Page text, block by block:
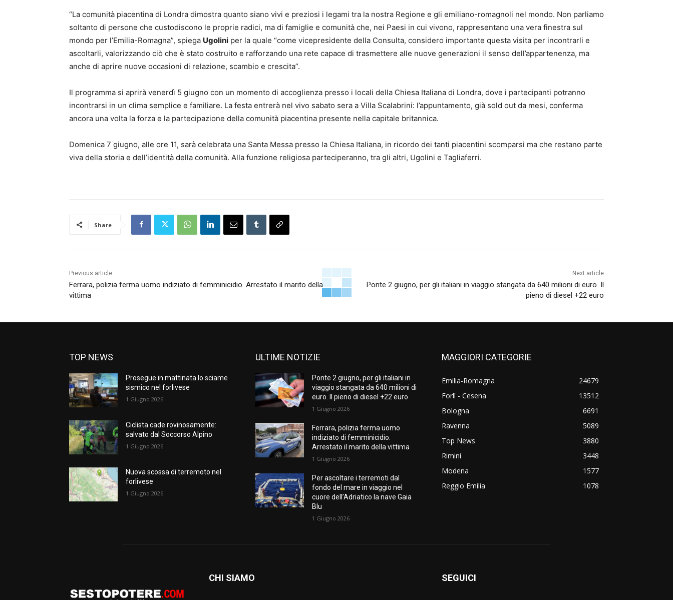
“La comunità piacentina di Londra dimostra quanto siano vivi e preziosi i legami tra la nostra Regione e gli emiliano-romagnoli nel mondo. Non parliamo
soltanto di persone che custodiscono le proprie radici, ma di famiglie e comunità che, nei Paesi in cui vivono, rappresentano una vera finestra sul
mondo per l’Emilia-Romagna”, spiega Ugolini per la quale “come vicepresidente della Consulta, considero importante questa visita per incontrarli e
ascoltarli, valorizzando ciò che è stato costruito e rafforzando una rete capace di trasmettere alle nuove generazioni il senso dell’appartenenza, ma
anche di aprire nuove occasioni di relazione, scambio e crescita”.
Il programma si aprirà venerdì 5 giugno con un momento di accoglienza presso i locali della Chiesa Italiana di Londra, dove i partecipanti potranno
incontrarsi in un clima semplice e familiare. La festa entrerà nel vivo sabato sera a Villa Scalabrini: l’appuntamento, già sold out da mesi, conferma
ancora una volta la forza e la partecipazione della comunità piacentina presente nella capitale britannica.
Domenica 7 giugno, alle ore 11, sarà celebrata una Santa Messa presso la Chiesa Italiana, in ricordo dei tanti piacentini scomparsi ma che restano parte
viva della storia e dell’identità della comunità. Alla funzione religiosa parteciperanno, tra gli altri, Ugolini e Tagliaferri.
Share
Previous article
Ferrara, polizia ferma uomo indiziato di femminicidio. Arrestato il marito della
vittima
Next article
Ponte 2 giugno, per gli italiani in viaggio stangata da 640 milioni di euro. Il
pieno di diesel +22 euro
TOP NEWS
Prosegue in mattinata lo sciame
sismico nel forlivese
1 Giugno 2026
Ciclista cade rovinosamente:
salvato dal Soccorso Alpino
1 Giugno 2026
Nuova scossa di terremoto nel
forlivese
1 Giugno 2026
ULTIME NOTIZIE
Ponte 2 giugno, per gli italiani in
viaggio stangata da 640 milioni di
euro. Il pieno di diesel +22 euro
1 Giugno 2026
Ferrara, polizia ferma uomo
indiziato di femminicidio.
Arrestato il marito della vittima
1 Giugno 2026
Per ascoltare i terremoti dal
fondo del mare in viaggio nel
cuore dell’Adriatico la nave Gaia
Blu
1 Giugno 2026
MAGGIORI CATEGORIE
Emilia-Romagna
24679
Forlì - Cesena
13512
Bologna
6691
Ravenna
5089
Top News
3880
Rimini
3448
Modena
1577
Reggio Emilia
1078
CHI SIAMO SEGUICI